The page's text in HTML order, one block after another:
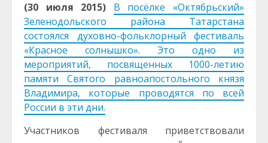
(30 июля 2015)
В посёлке «Октябрьский»
Зеленодольского района Татарстана
состоялся духовно-фольклорный фестиваль
«Красное солнышко». Это одно из
мероприятий, посвященных 1000-летию
памяти Святого равноапостольного князя
Владимира, которые проводятся по всей
России в эти дни.
Участников фестиваля приветствовали